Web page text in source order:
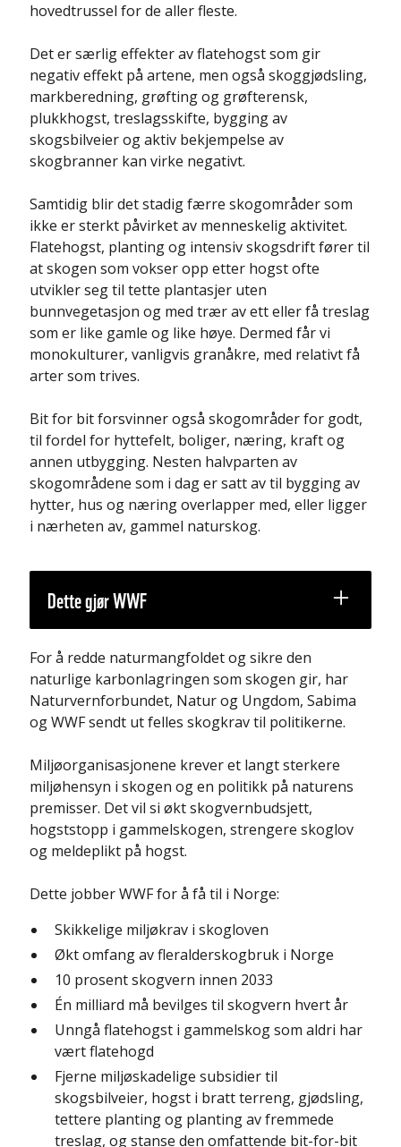
hovedtrussel for de aller fleste.
Det er særlig effekter av flatehogst som gir
negativ effekt på artene, men også skoggjødsling,
markberedning, grøfting og grøfterensk,
plukkhogst, treslagsskifte, bygging av
skogsbilveier og aktiv bekjempelse av
skogbranner kan virke negativt.
Samtidig blir det stadig færre skogområder som
ikke er sterkt påvirket av menneskelig aktivitet.
Flatehogst, planting og intensiv skogsdrift fører til
at skogen som vokser opp etter hogst ofte
utvikler seg til tette plantasjer uten
bunnvegetasjon og med trær av ett eller få treslag
som er like gamle og like høye. Dermed får vi
monokulturer, vanligvis granåkre, med relativt få
arter som trives.
Bit for bit forsvinner også skogområder for godt,
til fordel for hyttefelt, boliger, næring, kraft og
annen utbygging. Nesten halvparten av
skogområdene som i dag er satt av til bygging av
hytter, hus og næring overlapper med, eller ligger
i nærheten av, gammel naturskog.
Dette gjør WWF
For å redde naturmangfoldet og sikre den
naturlige karbonlagringen som skogen gir, har
Naturvernforbundet, Natur og Ungdom, Sabima
og WWF sendt ut felles skogkrav til politikerne.
Miljøorganisasjonene krever et langt sterkere
miljøhensyn i skogen og en politikk på naturens
premisser. Det vil si økt skogvernbudsjett,
hogststopp i gammelskogen, strengere skoglov
og meldeplikt på hogst.
Dette jobber WWF for å få til i Norge:
Skikkelige miljøkrav i skogloven
Økt omfang av fleralderskogbruk i Norge
10 prosent skogvern innen 2033
Én milliard må bevilges til skogvern hvert år
Unngå flatehogst i gammelskog som aldri har
vært flatehogd
Fjerne miljøskadelige subsidier til
skogsbilveier, hogst i bratt terreng, gjødsling,
tettere planting og planting av fremmede
treslag, og stanse den omfattende bit-for-bit